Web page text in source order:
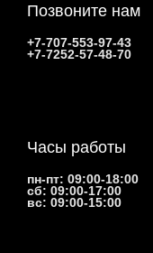
Позвоните нам
+7-707-553-97-43
+7-7252-57-48-70
Часы работы
пн-пт: 09:00-18:00
сб: 09:00-17:00
вс: 09:00-15:00